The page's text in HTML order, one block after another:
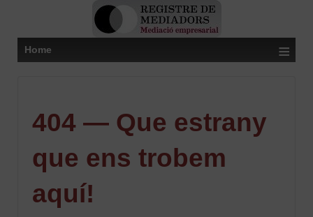
Home ≡
404 — Que estrany
que ens trobem
aquí!